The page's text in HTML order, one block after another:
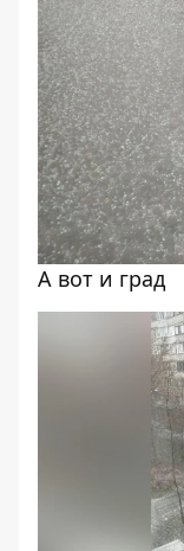
А вот и град